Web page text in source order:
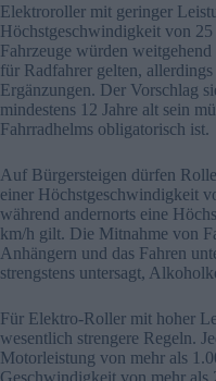
Elektroroller mit geringer
Höchstgeschwindigkeit von
Fahrzeuge würden
für Radfahrer gelten,
Ergänzungen. Der Vorschlag
mindestens 12 Jahre alt sein
Fahrradhelms obligatorisch ist.
Auf Bürgersteigen dürfen
einer Höchstgeschwindigkeit
während andernorts eine
km/h gilt. Die Mitnahme von
Anhängern und das Fahren
strengstens untersagt,
Für Elektro-Roller mit hoher
wesentlich strengere Regeln.
Motorleistung von mehr als
Geschwindigkeit von mehr als